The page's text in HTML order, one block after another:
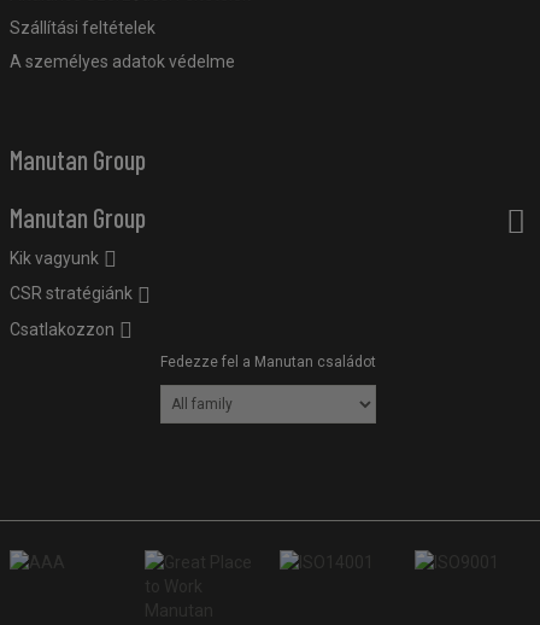
Szállítási feltételek
A személyes adatok védelme
Manutan Group
Manutan Group
Kik vagyunk
CSR stratégiánk
Csatlakozzon
Fedezze fel a Manutan családot